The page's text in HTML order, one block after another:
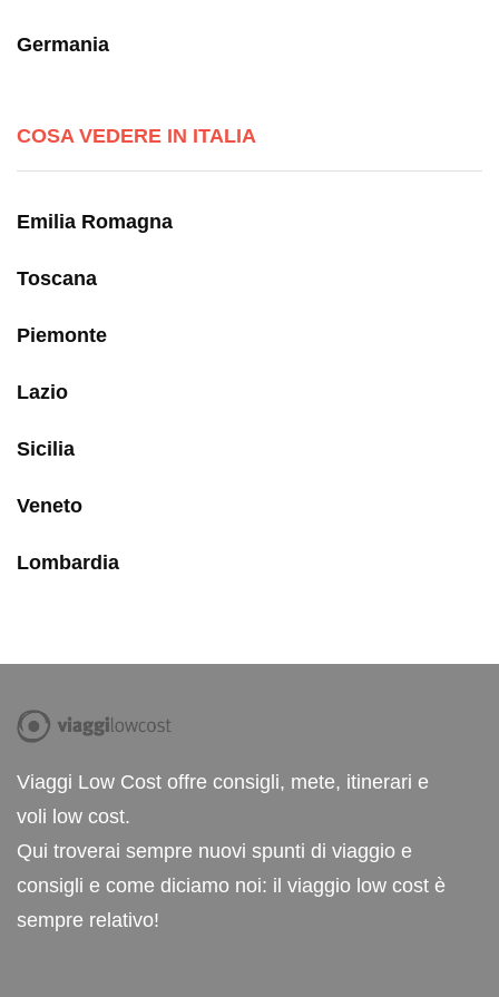
Germania
COSA VEDERE IN ITALIA
Emilia Romagna
Toscana
Piemonte
Lazio
Sicilia
Veneto
Lombardia
Viaggi Low Cost offre consigli, mete, itinerari e
voli low cost.
Qui troverai sempre nuovi spunti di viaggio e
consigli e come diciamo noi: il viaggio low cost è
sempre relativo!